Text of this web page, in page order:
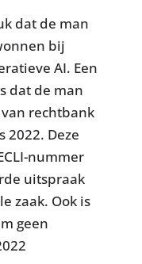
dat de man
bij
AI. Een
dat de man
rechtbank
2022. Deze
nummer
uitspraak
zaak. Ook is
geen